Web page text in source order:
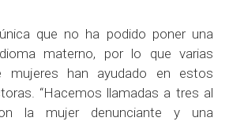
que no ha podido poner una
materno, por lo que varias
mujeres han ayudado en estos
“Hacemos llamadas a tres al
la mujer denunciante y una